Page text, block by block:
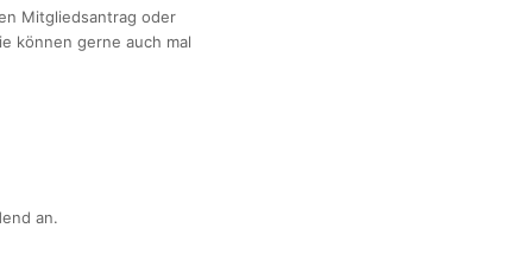
Mitgliedsantrag oder
können gerne auch mal
an.